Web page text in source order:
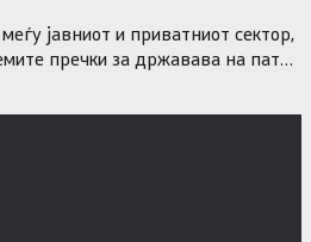
јавниот и приватниот сектор,
пречки за државава на патот